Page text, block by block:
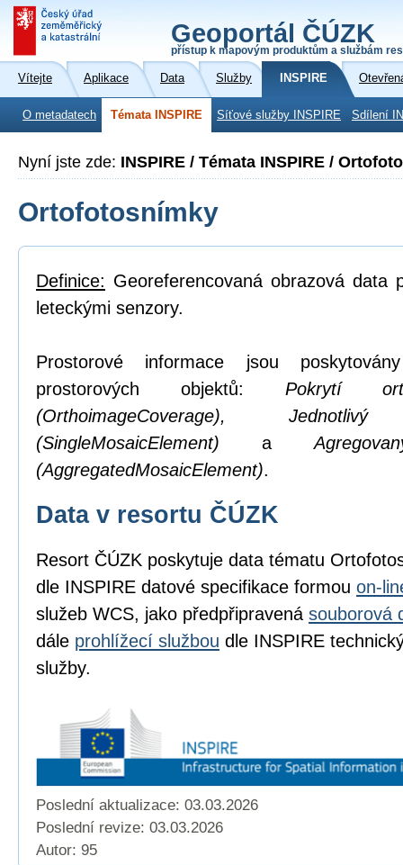
Geoportál ČÚZK
přístup k mapovým produktům a službám
Vítejte Aplikace Data Služby INSPIRE
O metadatech Témata INSPIRE Síťové služby INSPIRE Sdílení
Nyní jste zde: INSPIRE / Témata INSPIRE /
Ortofotosnímky
Definice: Georeferencovaná obrazová data
leteckými senzory.
Prostorové informace jsou
prostorových objektů: Pokrytí
(OrthoimageCoverage),
(SingleMosaicElement) a
(AggregatedMosaicElement).
Data v resortu ČÚZK
Resort ČÚZK poskytuje data tématu
dle INSPIRE datové specifikace formou on-
služeb WCS, jako předpřipravená souborová
dále prohlížecí službou dle INSPIRE
služby.
Poslední aktualizace: 03.03.2026
Poslední revize: 03.03.2026
Autor: 95